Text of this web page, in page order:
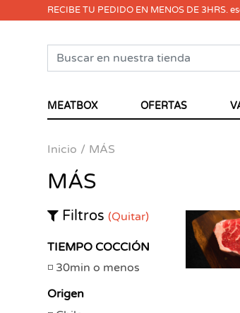
RECIBE TU PEDIDO EN MENOS DE 3HRS.
MEATBOX OFERTAS
Inicio MÁS
MÁS
Filtros (Quitar)
TIEMPO COCCIÓN
30min o menos
Origen